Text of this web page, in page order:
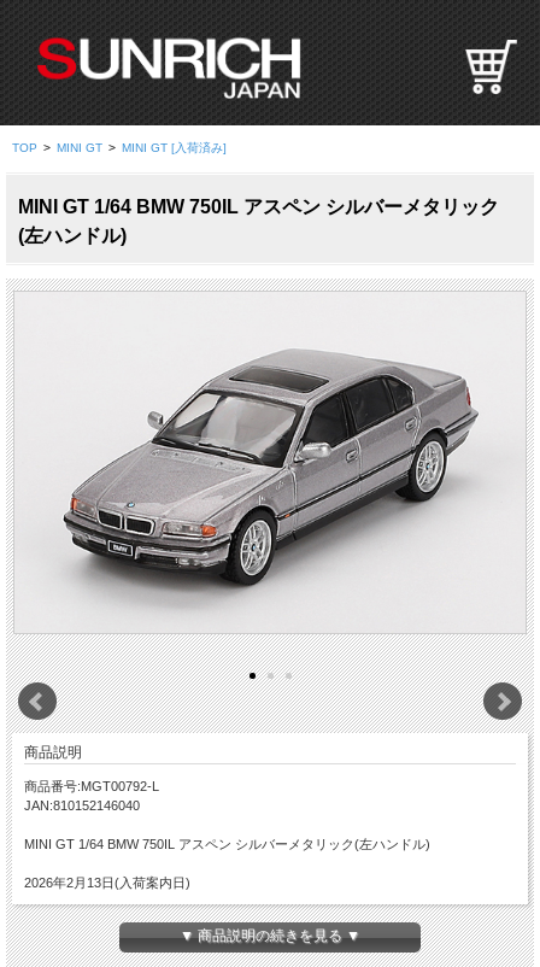
R
I
H
J
P
A
N
TOP > MINI GT > MINI GT [入荷済み]
MINI GT 1/64 BMW 750IL アスペン シルバーメタリック
(左ハンドル)
商品説明
商品番号:MGT00792-L
JAN:810152146040
MINI GT 1/64 BMW 750IL アスペン シルバーメタリック(左ハンドル)
2026年2月13日(入荷案内日)
▼ 商品説明の続きを見る ▼